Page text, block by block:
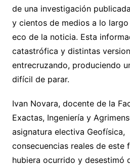
de una investigación
y cientos de medios a lo
eco de la noticia. Esta
catastrófica y distintas
entrecruzando, produciendo
difícil de parar.
Ivan Novara, docente de la
Exactas, Ingeniería y
asignatura electiva Geofísica,
consecuencias reales de este
hubiera ocurrido y desestimó